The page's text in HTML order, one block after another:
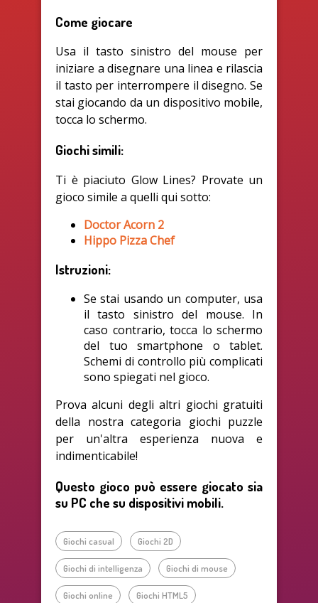
Come giocare
Usa il tasto sinistro del mouse per
iniziare a disegnare una linea e rilascia
il tasto per interrompere il disegno. Se
stai giocando da un dispositivo mobile,
tocca lo schermo.
Giochi simili:
Ti è piaciuto Glow Lines? Provate un
gioco simile a quelli qui sotto:
Doctor Acorn 2
Hippo Pizza Chef
Istruzioni:
Se stai usando un computer, usa
il tasto sinistro del mouse. In
caso contrario, tocca lo schermo
del tuo smartphone o tablet.
Schemi di controllo più complicati
sono spiegati nel gioco.
Prova alcuni degli altri giochi gratuiti
della nostra categoria giochi puzzle
per un'altra esperienza nuova e
indimenticabile!
Questo gioco può essere giocato sia
su PC che su dispositivi mobili.
Giochi casual Giochi 2D
Giochi di intelligenza Giochi di mouse
Giochi online Giochi HTML5